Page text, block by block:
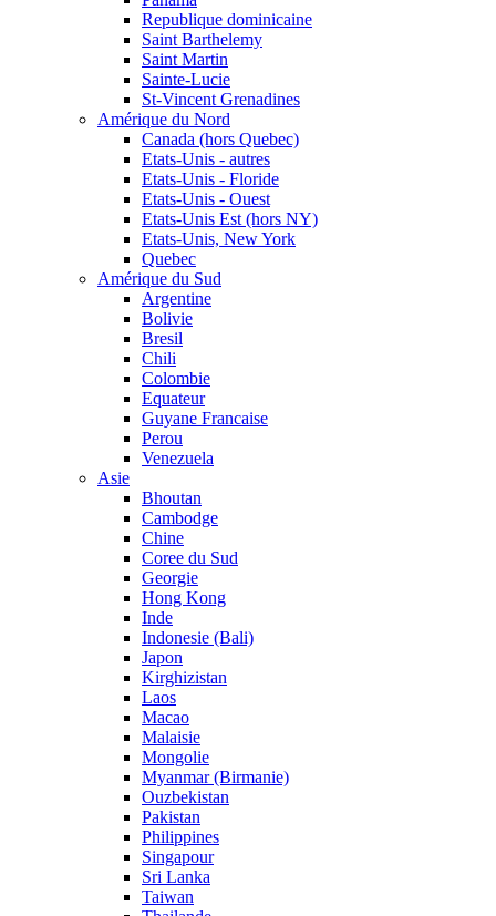
Republique dominicaine
Saint Barthelemy
Saint Martin
Sainte-Lucie
St-Vincent Grenadines
Amérique du Nord
Canada (hors Quebec)
Etats-Unis - autres
Etats-Unis - Floride
Etats-Unis - Ouest
Etats-Unis Est (hors NY)
Etats-Unis, New York
Quebec
Amérique du Sud
Argentine
Bolivie
Bresil
Chili
Colombie
Equateur
Guyane Francaise
Perou
Venezuela
Asie
Bhoutan
Cambodge
Chine
Coree du Sud
Georgie
Hong Kong
Inde
Indonesie (Bali)
Japon
Kirghizistan
Laos
Macao
Malaisie
Mongolie
Myanmar (Birmanie)
Ouzbekistan
Pakistan
Philippines
Singapour
Sri Lanka
Taiwan